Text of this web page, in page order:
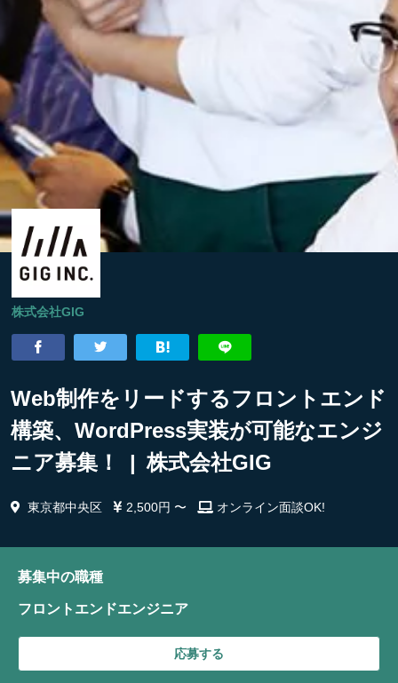
株式会社GIG
Web制作をリードするフロントエンド
構築、WordPress実装が可能なエンジ
ニア募集！ | 株式会社GIG
東京都中央区 2,500円 〜 オンライン面談OK!
募集中の職種
フロントエンドエンジニア
応募する